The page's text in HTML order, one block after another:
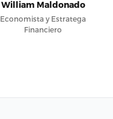
William Maldonado
Economista y Estratega
Financiero